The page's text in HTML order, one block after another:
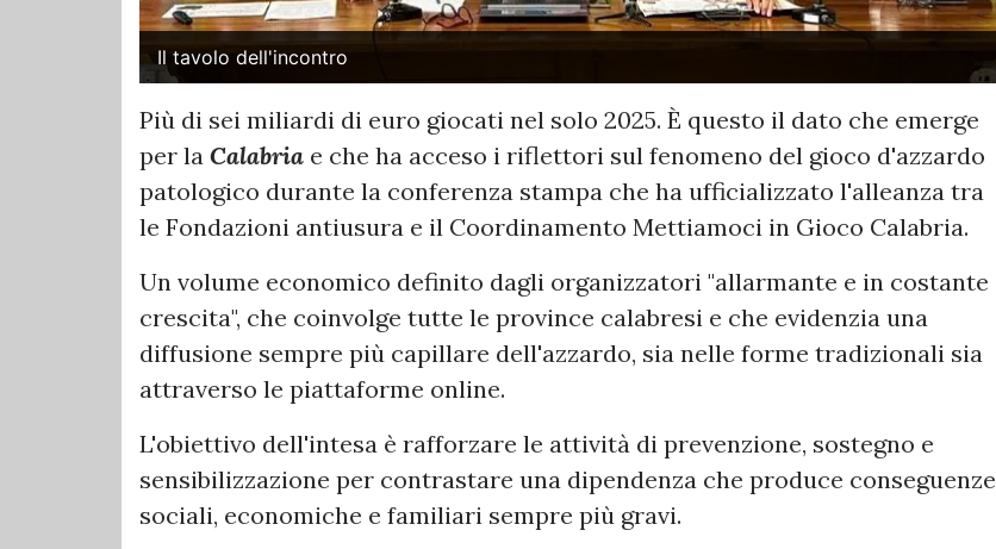
Il tavolo dell'incontro
Più di sei miliardi di euro giocati nel solo 2025. È questo il dato che emerge
per la Calabria e che ha acceso i riflettori sul fenomeno del gioco d'azzardo
patologico durante la conferenza stampa che ha ufficializzato l'alleanza tra
le Fondazioni antiusura e il Coordinamento Mettiamoci in Gioco Calabria.
Un volume economico definito dagli organizzatori "allarmante e in costante
crescita", che coinvolge tutte le province calabresi e che evidenzia una
diffusione sempre più capillare dell'azzardo, sia nelle forme tradizionali sia
attraverso le piattaforme online.
L'obiettivo dell'intesa è rafforzare le attività di prevenzione, sostegno e
sensibilizzazione per contrastare una dipendenza che produce conseguenze
sociali, economiche e familiari sempre più gravi.